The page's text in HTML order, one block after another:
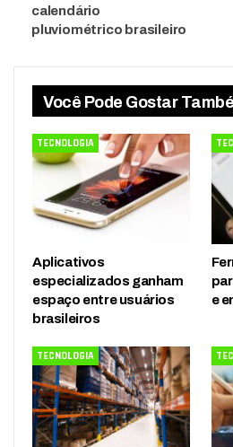
calendário
pluviométrico brasileiro
Você Pode Gostar
TECNOLOGIA
Aplicativos
especializados ganham
espaço entre usuários
brasileiros
e
TECNOLOGIA